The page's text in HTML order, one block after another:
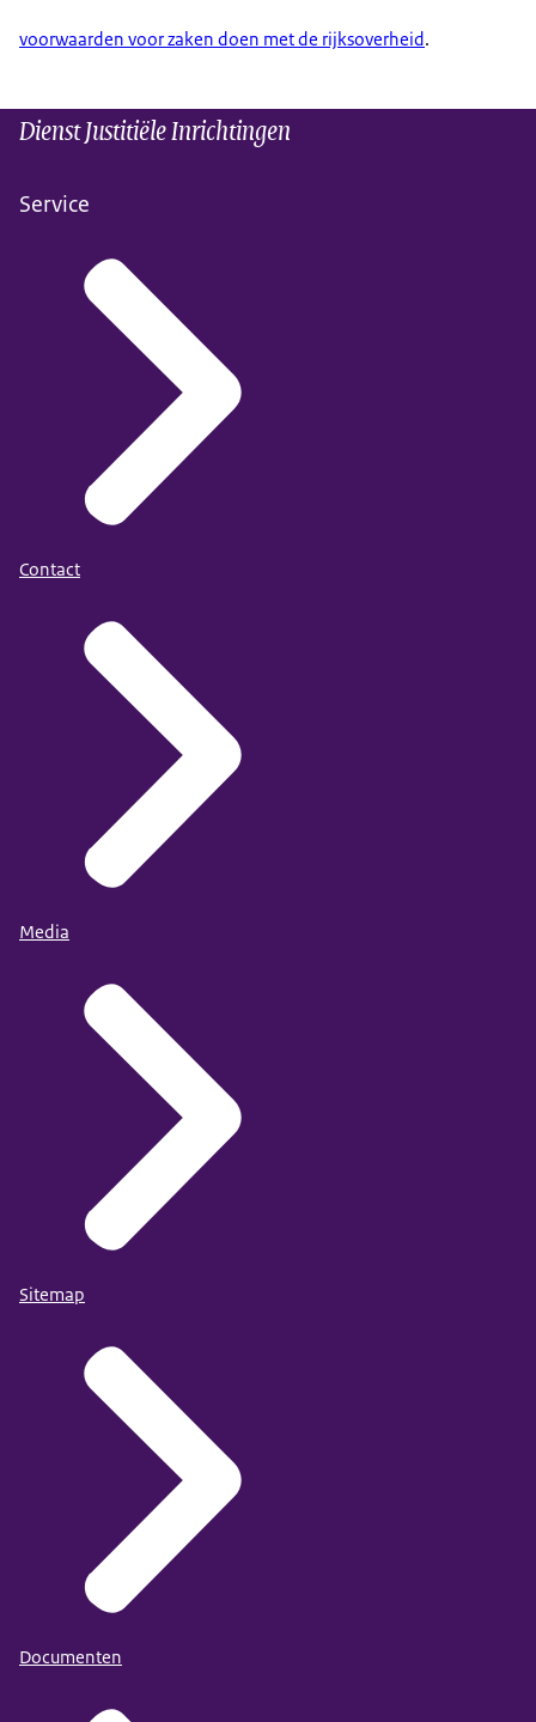
voorwaarden voor zaken doen met de rijksoverheid.
Dienst Justitiële Inrichtingen
Service
Contact
Media
Sitemap
Documenten